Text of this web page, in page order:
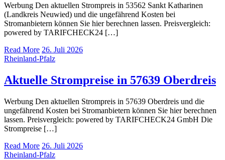
Werbung Den aktuellen Strompreis in 53562 Sankt Katharinen
(Landkreis Neuwied) und die ungefährend Kosten bei
Stromanbietern können Sie hier berechnen lassen. Preisvergleich:
powered by TARIFCHECK24 […]
Read More 26. Juli 2026
Rheinland-Pfalz
Aktuelle Strompreise in 57639 Oberdreis
Werbung Den aktuellen Strompreis in 57639 Oberdreis und die
ungefährend Kosten bei Stromanbietern können Sie hier berechnen
lassen. Preisvergleich: powered by TARIFCHECK24 GmbH Die
Strompreise […]
Read More 26. Juli 2026
Rheinland-Pfalz